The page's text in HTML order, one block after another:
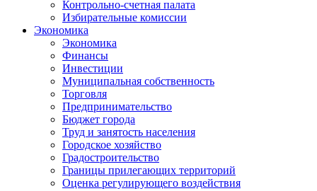
Контрольно-счетная палата
Избирательные комиссии
Экономика
Экономика
Финансы
Инвестиции
Муниципальная собственность
Торговля
Предпринимательство
Бюджет города
Труд и занятость населения
Городское хозяйство
Градостроительство
Границы прилегающих территорий
Оценка регулирующего воздействия